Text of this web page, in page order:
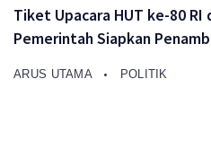
Tiket Upacara HUT ke-80 RI
Pemerintah Siapkan
ARUS UTAMA POLITIK